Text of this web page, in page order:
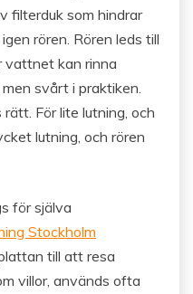
filterduk som hindrar
rören. Rören leds till
vattnet kan rinna
svårt i praktiken.
För lite lutning, och
lutning, och rören
för själva
Stockholm
till att resa
villor, används ofta